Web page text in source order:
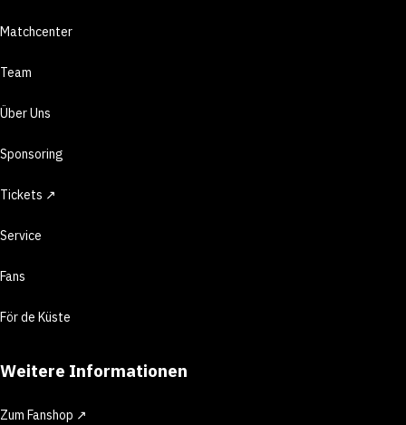
Matchcenter
Team
Über Uns
Sponsoring
Tickets ↗
Service
Fans
För de Küste
Weitere Informationen
Zum Fanshop ↗